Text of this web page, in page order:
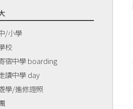
/小學
校
宿中學 boarding
讀中學 day
學/進修證照